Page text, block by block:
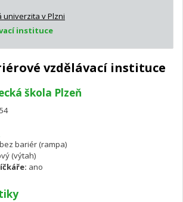
univerzita v Plzni
instituce
vzdělávací instituce
škola Plzeň
bez bariér (rampa)
(výtah)
ano